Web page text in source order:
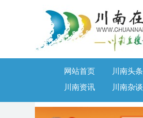
网站首页 川南头条
川南资讯
川南杂谈